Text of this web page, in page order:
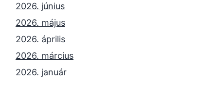
2026. június
2026. május
2026. április
2026. március
2026. január